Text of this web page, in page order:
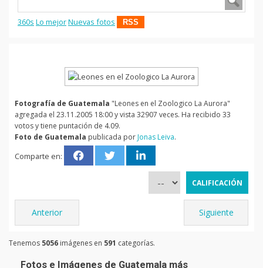
360s Lo mejorNuevas fotos RSS
Fotografía de Guatemala "Leones en el Zoologico La Aurora"
agregada el 23.11.2005 18:00 y vista 32907 veces. Ha recibido 33
votos y tiene puntación de 4.09.
Foto de Guatemala publicada porJonas Leiva.
Comparte en:
Anterior Siguiente
Tenemos 5056 imágenes en 591 categorías.
Fotos e Imágenes de Guatemala más